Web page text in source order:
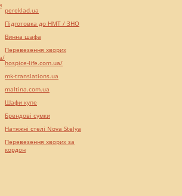
pereklad.ua
Підготовка до НМТ / ЗНО
Винна шафа
Перевезення хворих
hospice-life.com.ua/
mk-translations.ua
maltina.com.ua
Шафи купе
Брендові сумки
Натяжні стелі Nova Stelya
Перевезення хворих за
кордон